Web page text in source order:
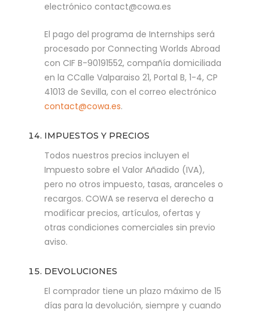
electrónico contact@cowa.es
El pago del programa de Internships será
procesado por Connecting Worlds Abroad
con CIF B-90191552, compañía domiciliada
en la CCalle Valparaiso 21, Portal B, 1-4, CP
41013 de Sevilla, con el correo electrónico
contact@cowa.es.
IMPUESTOS Y PRECIOS
Todos nuestros precios incluyen el
Impuesto sobre el Valor Añadido (IVA),
pero no otros impuesto, tasas, aranceles o
recargos. COWA se reserva el derecho a
modificar precios, artículos, ofertas y
otras condiciones comerciales sin previo
aviso.
DEVOLUCIONES
El comprador tiene un plazo máximo de 15
días para la devolución, siempre y cuando